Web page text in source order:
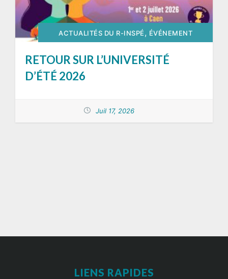
ACTUALITÉS DU R-INSPÉ, ÉVÉNEMENT
RETOUR SUR L’UNIVERSITÉ
D’ÉTÉ 2026
Juil 17, 2026
LIENS RAPIDES